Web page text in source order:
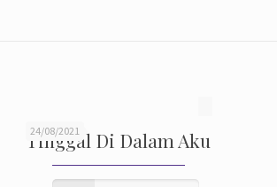
24/08/2021
Tinggal Di Dalam Aku